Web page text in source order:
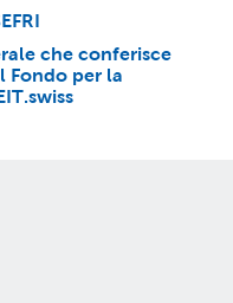
che conferisce
Fondo per la